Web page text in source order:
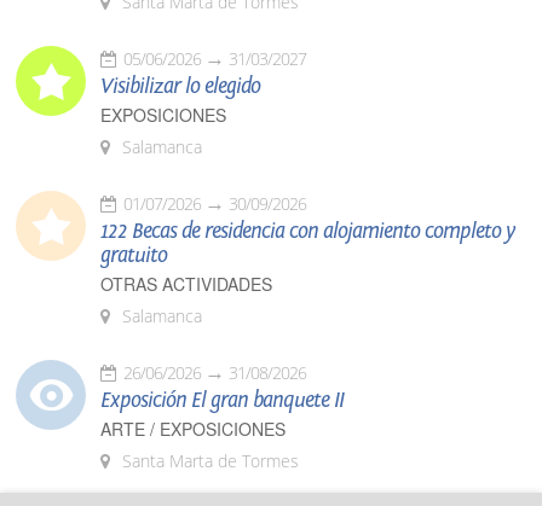
05/06/2026 31/03/2027
Visibilizar lo elegido
EXPOSICIONES
Salamanca
01/07/2026 30/09/2026
122 Becas de residencia con alojamiento completo y
gratuito
OTRAS ACTIVIDADES
Salamanca
26/06/2026 31/08/2026
Exposición El gran banquete II
ARTE / EXPOSICIONES
Santa Marta de Tormes